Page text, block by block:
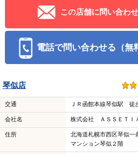
この店舗に問い合わ
電話で問い合わせる（無
琴似店
交通 ＪＲ函館本線琴似駅 徒
会社名 株式会社 ＡＳＳＥＴＩ
住所
北海道札幌市西区琴似
マンション琴似２階